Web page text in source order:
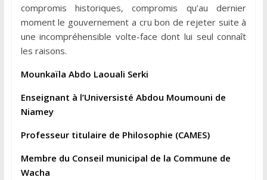
compromis historiques, compromis qu’au dernier
moment le gouvernement a cru bon de rejeter suite à
une incompréhensible volte-face dont lui seul connaît
les raisons.
Mounkaïla Abdo Laouali Serki
Enseignant à l’Universisté Abdou Moumouni de
Niamey
Professeur titulaire de Philosophie (CAMES)
Membre du Conseil municipal de la Commune de
Wacha